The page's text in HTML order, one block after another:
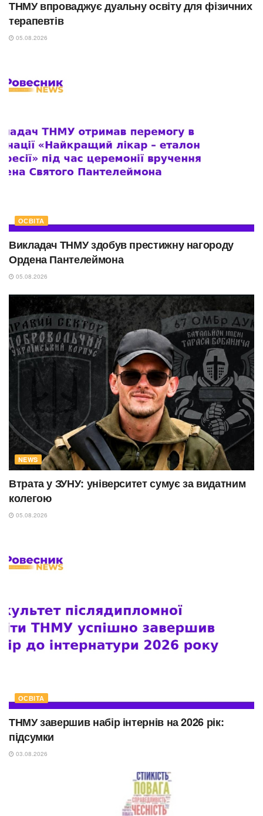
ТНМУ впроваджує дуальну освіту для фізичних
терапевтів
05.08.2026
ОСВІТА
Викладач ТНМУ здобув престижну нагороду
Ордена Пантелеймона
05.08.2026
NEWS
Втрата у ЗУНУ: університет сумує за видатним
колегою
05.08.2026
ОСВІТА
ТНМУ завершив набір інтернів на 2026 рік:
підсумки
03.08.2026